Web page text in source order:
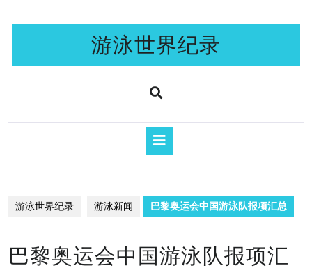
游泳世界纪录
游泳世界纪录 游泳新闻 巴黎奥运会中国游泳队报项汇总
巴黎奥运会中国游泳队报项汇